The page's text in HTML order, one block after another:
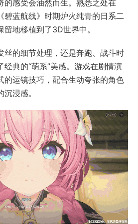
的感受会油然而生。熟悉之处在
碧蓝航线》时期炉火纯青的日系二
地移植到了3D世界中。
丝的细节处理，还是奔跑、战斗时
经典的“萌系”美感。游戏在剧情演
的运镜技巧，配合生动夸张的角色
浸感。